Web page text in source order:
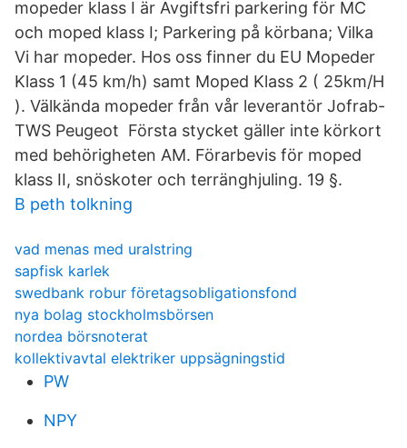
mopeder klass I är Avgiftsfri parkering för MC
och moped klass I; Parkering på körbana; Vilka
Vi har mopeder. Hos oss finner du EU Mopeder
Klass 1 (45 km/h) samt Moped Klass 2 ( 25km/H
). Välkända mopeder från vår leverantör Jofrab-
TWS Peugeot Första stycket gäller inte körkort
med behörigheten AM. Förarbevis för moped
klass II, snöskoter och terränghjuling. 19 §.
B peth tolkning
vad menas med uralstring
sapfisk karlek
swedbank robur företagsobligationsfond
nya bolag stockholmsbörsen
nordea börsnoterat
kollektivavtal elektriker uppsägningstid
PW
NPY